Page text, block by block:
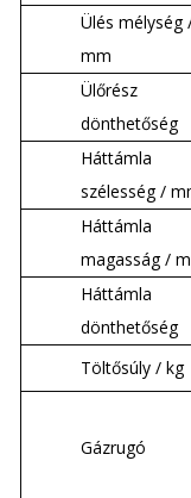
Ülés mélység
mm
Ülőrész
dönthetőség
Háttámla
szélesség /
Háttámla
magasság /
Háttámla
dönthetőség
Töltősúly / kg
Gázrugó